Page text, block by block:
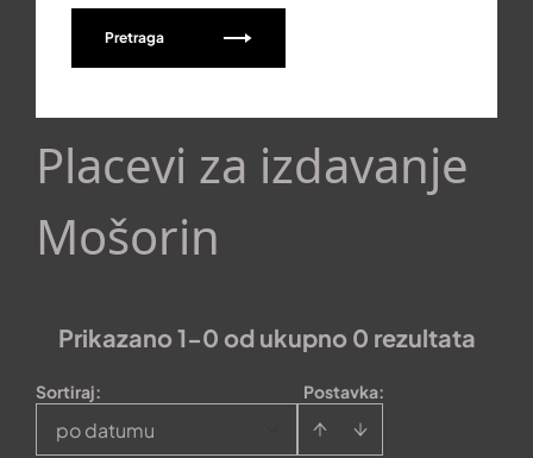
Pretraga
Placevi za izdavanje
Mošorin
Prikazano 1-0 od ukupno 0 rezultata
Postavka:
Sortiraj:
po datumu